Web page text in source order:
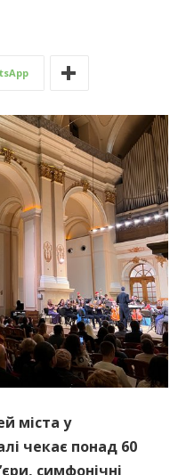
міста у
чекає понад 60
симфонічні